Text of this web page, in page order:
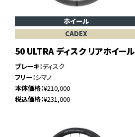
ホイール
CADEX
50 ULTRA ディスク リアホイール
ブレーキ ディスク
フリー シマノ
本体価格 ¥210,000
税込価格 ¥231,000